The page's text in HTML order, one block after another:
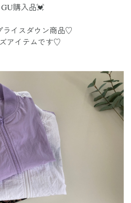
GU購入品💓
ライスダウン商品♡
アイテムです♡